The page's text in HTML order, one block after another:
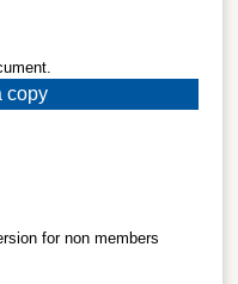
copy
for non members